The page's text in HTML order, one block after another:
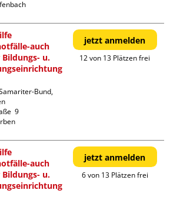
auch
Bildungs- u.
Bund,
9
jetzt anmelden
12 von 13 Plätzen frei
auch
Bildungs- u.
jetzt anmelden
6 von 13 Plätzen frei